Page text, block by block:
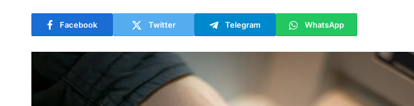
Facebook Twitter Telegram WhatsApp